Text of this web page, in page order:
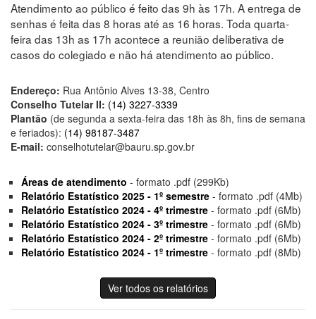
Atendimento ao público é feito das 9h às 17h. A entrega de
senhas é feita das 8 horas até as 16 horas. Toda quarta-
feira das 13h as 17h acontece a reunião deliberativa de
casos do colegiado e não há atendimento ao público.
Endereço: Rua Antônio Alves 13-38, Centro
Conselho Tutelar II: (14) 3227-3339
Plantão (de segunda a sexta-feira das 18h às 8h, fins de semana
e feriados): (14) 98187-3487
E-mail: conselhotutelar@bauru.sp.gov.br
Áreas de atendimento - formato .pdf (299Kb)
Relatório Estatístico 2025 - 1º semestre - formato .pdf (4Mb)
Relatório Estatístico 2024 - 4º trimestre - formato .pdf (6Mb)
Relatório Estatístico 2024 - 3º trimestre - formato .pdf (6Mb)
Relatório Estatístico 2024 - 2º trimestre - formato .pdf (6Mb)
Relatório Estatístico 2024 - 1º trimestre - formato .pdf (8Mb)
Ver todos os relatórios